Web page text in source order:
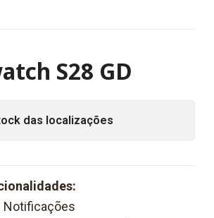
S28 GD
das localizações
Notificações